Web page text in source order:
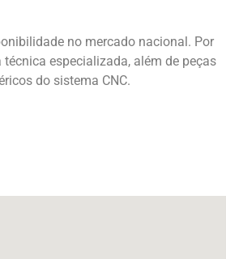
no mercado nacional. Por
especializada, além de peças
do sistema CNC.